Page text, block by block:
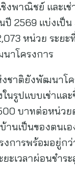
ชิงพาณิชย์ และ
2569 แบ่งเป็น
หน่วย ระย
าโครงการ
ชาติยังพัฒนาโ
นรูปแบบเช่าแล
บาทต่อหน่วย
นเป็นของตนเ
งการพร้อมอยู่ก
ะยะเวลาผ่อน